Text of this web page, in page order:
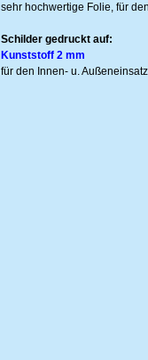
sehr hochwertige Folie, für
Schilder gedruckt auf:
Kunststoff 2 mm
für den Innen- u.